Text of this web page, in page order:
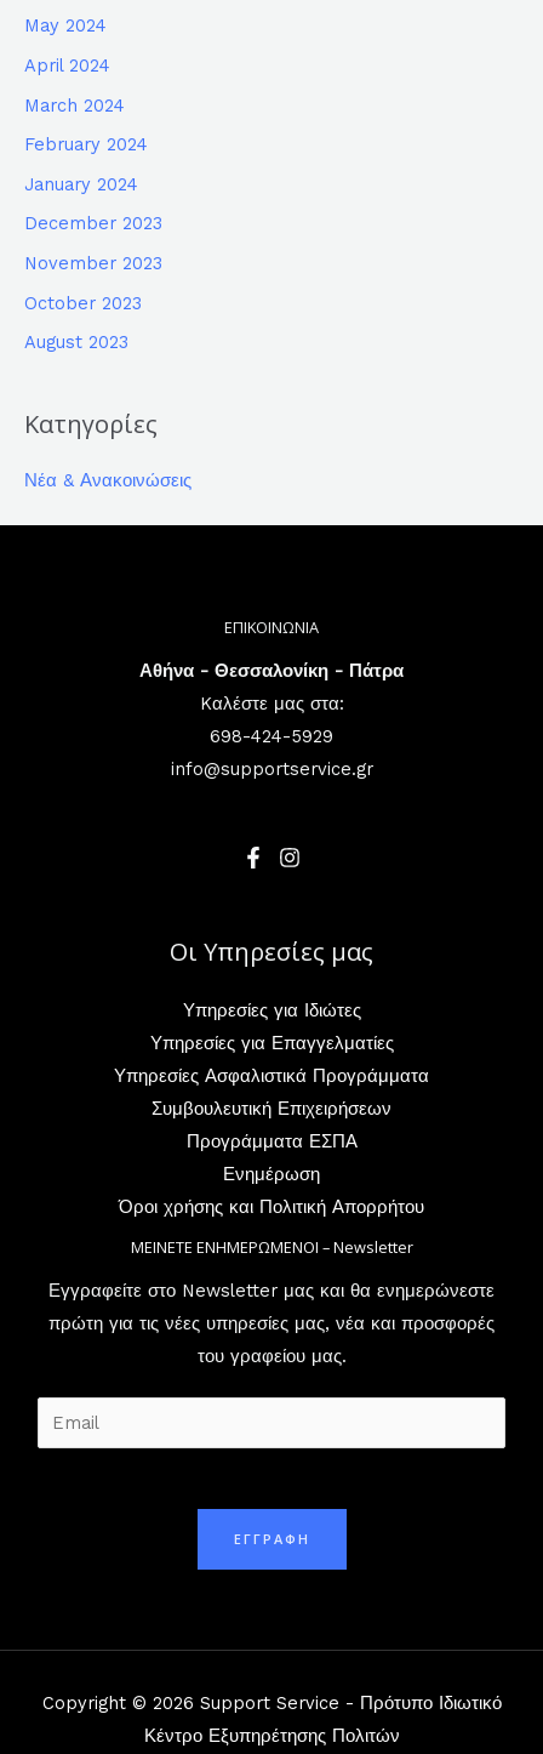
May 2024
April 2024
March 2024
February 2024
January 2024
December 2023
November 2023
October 2023
August 2023
Κατηγορίες
Νέα & Ανακοινώσεις
ΕΠΙΚΟΙΝΩΝΙΑ
Αθήνα - Θεσσαλονίκη - Πάτρα
Kαλέστε μας στα:
698-424-5929
info@supportservice.gr
Οι Υπηρεσίες μας
Υπηρεσίες για Ιδιώτες
Υπηρεσίες για Επαγγελματίες
Υπηρεσίες Ασφαλιστικά Προγράμματα
Συμβουλευτική Επιχειρήσεων
Προγράμματα ΕΣΠΑ
Ενημέρωση
Όροι χρήσης και Πολιτική Απορρήτου
ΜΕΙΝΕΤΕ ΕΝΗΜΕΡΩΜΕΝΟΙ – Newsletter
Εγγραφείτε στο Newsletter μας και θα ενημερώνεστε
πρώτη για τις νέες υπηρεσίες μας, νέα και προσφορές
του γραφείου μας.
m
ΕΓΓΡΑΦΗ
Copyright © 2026 Support Service - Πρότυπο Ιδιωτικό
Κέντρο Εξυπηρέτησης Πολιτών